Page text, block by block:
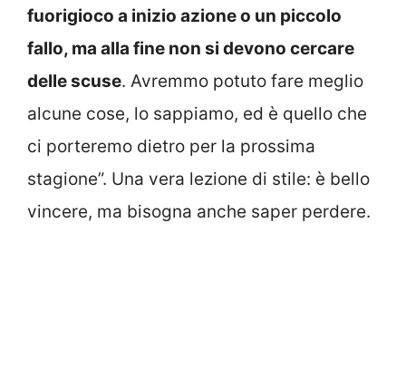
fuorigioco a inizio azione o un piccolo
fallo, ma alla fine non si devono cercare
delle scuse. Avremmo potuto fare meglio
alcune cose, lo sappiamo, ed è quello che
ci porteremo dietro per la prossima
stagione”. Una vera lezione di stile: è bello
vincere, ma bisogna anche saper perdere.